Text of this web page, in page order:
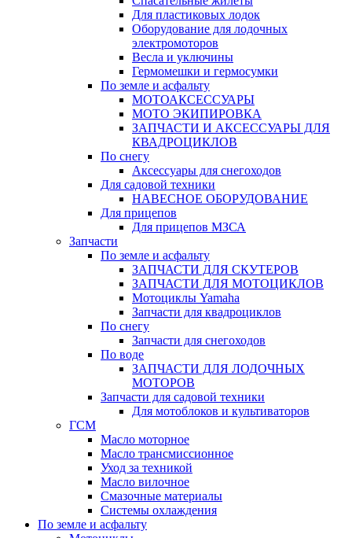
Для пластиковых лодок
Оборудование для лодочных
электромоторов
Весла и уключины
Гермомешки и гермосумки
По земле и асфальту
МОТОАКСЕССУАРЫ
МОТО ЭКИПИРОВКА
ЗАПЧАСТИ И АКСЕССУАРЫ ДЛЯ
КВАДРОЦИКЛОВ
По снегу
Аксессуары для снегоходов
Для садовой техники
НАВЕСНОЕ ОБОРУДОВАНИЕ
Для прицепов
Для прицепов МЗСА
Запчасти
По земле и асфальту
ЗАПЧАСТИ ДЛЯ СКУТЕРОВ
ЗАПЧАСТИ ДЛЯ МОТОЦИКЛОВ
Мотоциклы Yamaha
Запчасти для квадроциклов
По снегу
Запчасти для снегоходов
По воде
ЗАПЧАСТИ ДЛЯ ЛОДОЧНЫХ
МОТОРОВ
Запчасти для садовой техники
Для мотоблоков и культиваторов
ГСМ
Масло моторное
Масло трансмиссионное
Уход за техникой
Масло вилочное
Смазочные материалы
Системы охлаждения
По земле и асфальту